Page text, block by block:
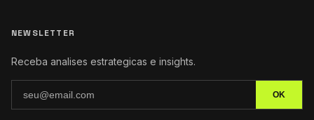
NEWSLETTER
Receba analises estrategicas e insights.
OK